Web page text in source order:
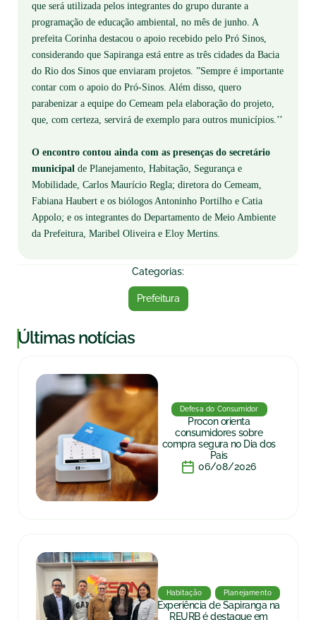
que será utilizada pelos integrantes do grupo durante a
programação de educação ambiental, no mês de junho. A
prefeita Corinha destacou o apoio recebido pelo Pró Sinos,
considerando que Sapiranga está entre as três cidades da Bacia
do Rio dos Sinos que enviaram projetos. ”Sempre é importante
contar com o apoio do Pró-Sinos. Além disso, quero
parabenizar a equipe do Cemeam pela elaboração do projeto,
que, com certeza, servirá de exemplo para outros municípios.’’
O encontro contou ainda com as presenças do secretário
municipal de Planejamento, Habitação, Segurança e
Mobilidade, Carlos Maurício Regla; diretora do Cemeam,
Fabiana Haubert e os biólogos Antoninho Portilho e Catia
Appolo; e os integrantes do Departamento de Meio Ambiente
da Prefeitura, Maribel Oliveira e Eloy Mertins.
Categorias:
Prefeitura
|Últimas notícias
Defesa do Consumidor
Procon orienta
consumidores sobre
compra segura no Dia dos
Pais
06/08/2026
Habitação Planejamento
Experiência de Sapiranga na
REURB é destaque em